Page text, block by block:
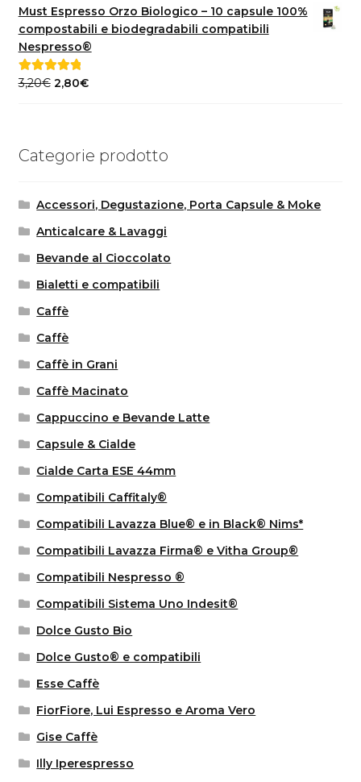
originale
era:
40,00€.
attuale
è:
Must Espresso Orzo Biologico – 10 capsule 100%
compostabili e biodegradabili compatibili
Nespresso®
Valutato5.00
3,20€ Il
3,20€.
2,80€Il
2,80€.
Categorie prodotto
Accessori, Degustazione, Porta Capsule & Moke
Anticalcare & Lavaggi
Bevande al Cioccolato
Bialetti e compatibili
Caffè
Caffè
Caffè in Grani
Caffè Macinato
Cappuccino e Bevande Latte
Capsule & Cialde
Cialde Carta ESE 44mm
Compatibili Caffitaly®
Compatibili Lavazza Blue® e in Black® Nims*
Compatibili Lavazza Firma® e Vitha Group®
Compatibili Nespresso ®
Compatibili Sistema Uno Indesit®
Dolce Gusto Bio
Dolce Gusto® e compatibili
Esse Caffè
FiorFiore, Lui Espresso e Aroma Vero
Gise Caffè
Illy Iperespresso